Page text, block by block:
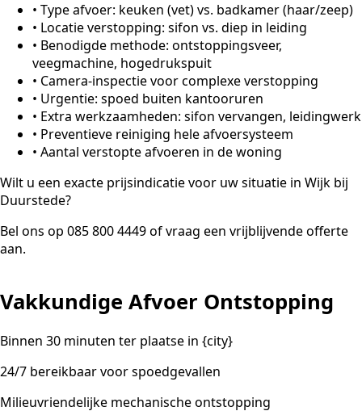
• Type afvoer: keuken (vet) vs. badkamer (haar/zeep)
• Locatie verstopping: sifon vs. diep in leiding
• Benodigde methode: ontstoppingsveer,
veegmachine, hogedrukspuit
• Camera-inspectie voor complexe verstopping
• Urgentie: spoed buiten kantooruren
• Extra werkzaamheden: sifon vervangen, leidingwerk
• Preventieve reiniging hele afvoersysteem
• Aantal verstopte afvoeren in de woning
Wilt u een exacte prijsindicatie voor uw situatie in Wijk bij
Duurstede?
Bel ons op 085 800 4449 of vraag een vrijblijvende offerte
aan.
Vakkundige Afvoer Ontstopping
Binnen 30 minuten ter plaatse in {city}
24/7 bereikbaar voor spoedgevallen
Milieuvriendelijke mechanische ontstopping